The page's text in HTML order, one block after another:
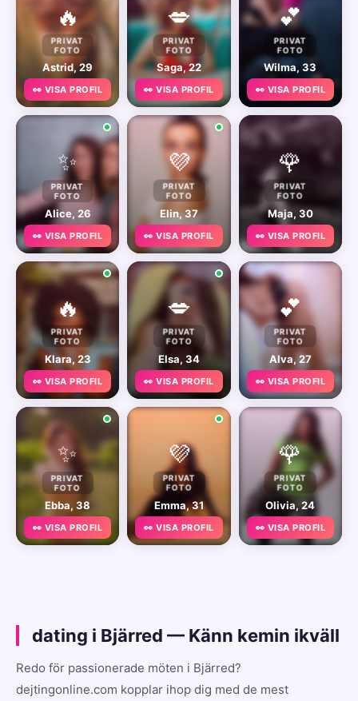
🔥
PRIVAT
FOTO
Astrid, 29
👀 VISA PROFIL
💋
PRIVAT
FOTO
Saga, 22
👀 VISA PROFIL
💕
PRIVAT
FOTO
Wilma, 33
👀 VISA PROFIL
✨
PRIVAT
FOTO
Alice, 26
👀 VISA PROFIL
💜
PRIVAT
FOTO
Elin, 37
👀 VISA PROFIL
🌹
PRIVAT
FOTO
Maja, 30
👀 VISA PROFIL
🔥
PRIVAT
FOTO
Klara, 23
👀 VISA PROFIL
💋
PRIVAT
FOTO
Elsa, 34
👀 VISA PROFIL
💕
PRIVAT
FOTO
Alva, 27
👀 VISA PROFIL
✨
PRIVAT
FOTO
Ebba, 38
👀 VISA PROFIL
💜
PRIVAT
FOTO
Emma, 31
👀 VISA PROFIL
🌹
PRIVAT
FOTO
Olivia, 24
👀 VISA PROFIL
dating i Bjärred — Känn kemin ikväll
Redo för passionerade möten i Bjärred?
dejtingonline.com kopplar ihop dig med de mest